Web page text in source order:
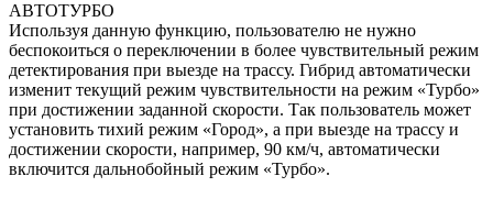
АВТОТУРБО
Используя данную функцию, пользователю не нужно
беспокоиться о переключении в более чувствительный режим
детектирования при выезде на трассу. Гибрид автоматически
изменит текущий режим чувствительности на режим «Турбо»
при достижении заданной скорости. Так пользователь может
установить тихий режим «Город», а при выезде на трассу и
достижении скорости, например, 90 км/ч, автоматически
включится дальнобойный режим «Турбо».